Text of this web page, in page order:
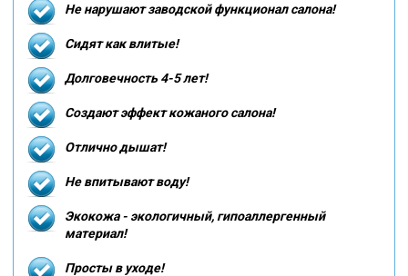
Не нарушают заводской функционал салона!
Сидят как влитые!
Долговечность 4-5 лет!
Создают эффект кожаного салона!
Отлично дышат!
Не впитывают воду!
Экокожа - экологичный, гипоаллергенный
материал!
Просты в уходе!